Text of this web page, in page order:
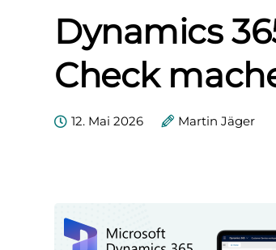
Dynamics
Check
12. Mai 2026 Martin Jäger